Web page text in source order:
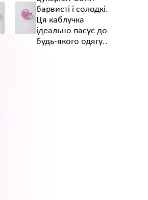
барвисті і солодкі.
Ця каблучка
ідеально пасує до
будь-якого одягу..